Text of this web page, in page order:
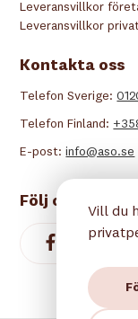
Leveransvillkor
Leveransvillkor
Kontakta oss
Telefon Sverige:
Telefon Finland:
E-post:info@aso.se
Följ oss
Vill du